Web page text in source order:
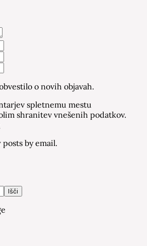
o novih objavah.
spletnemu mestu
shranitev vnešenih podatkov.
by email.
Išči